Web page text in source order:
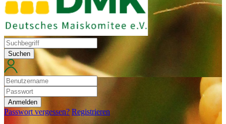
Suchen
Anmelden
Passwort vergessen? Registrieren